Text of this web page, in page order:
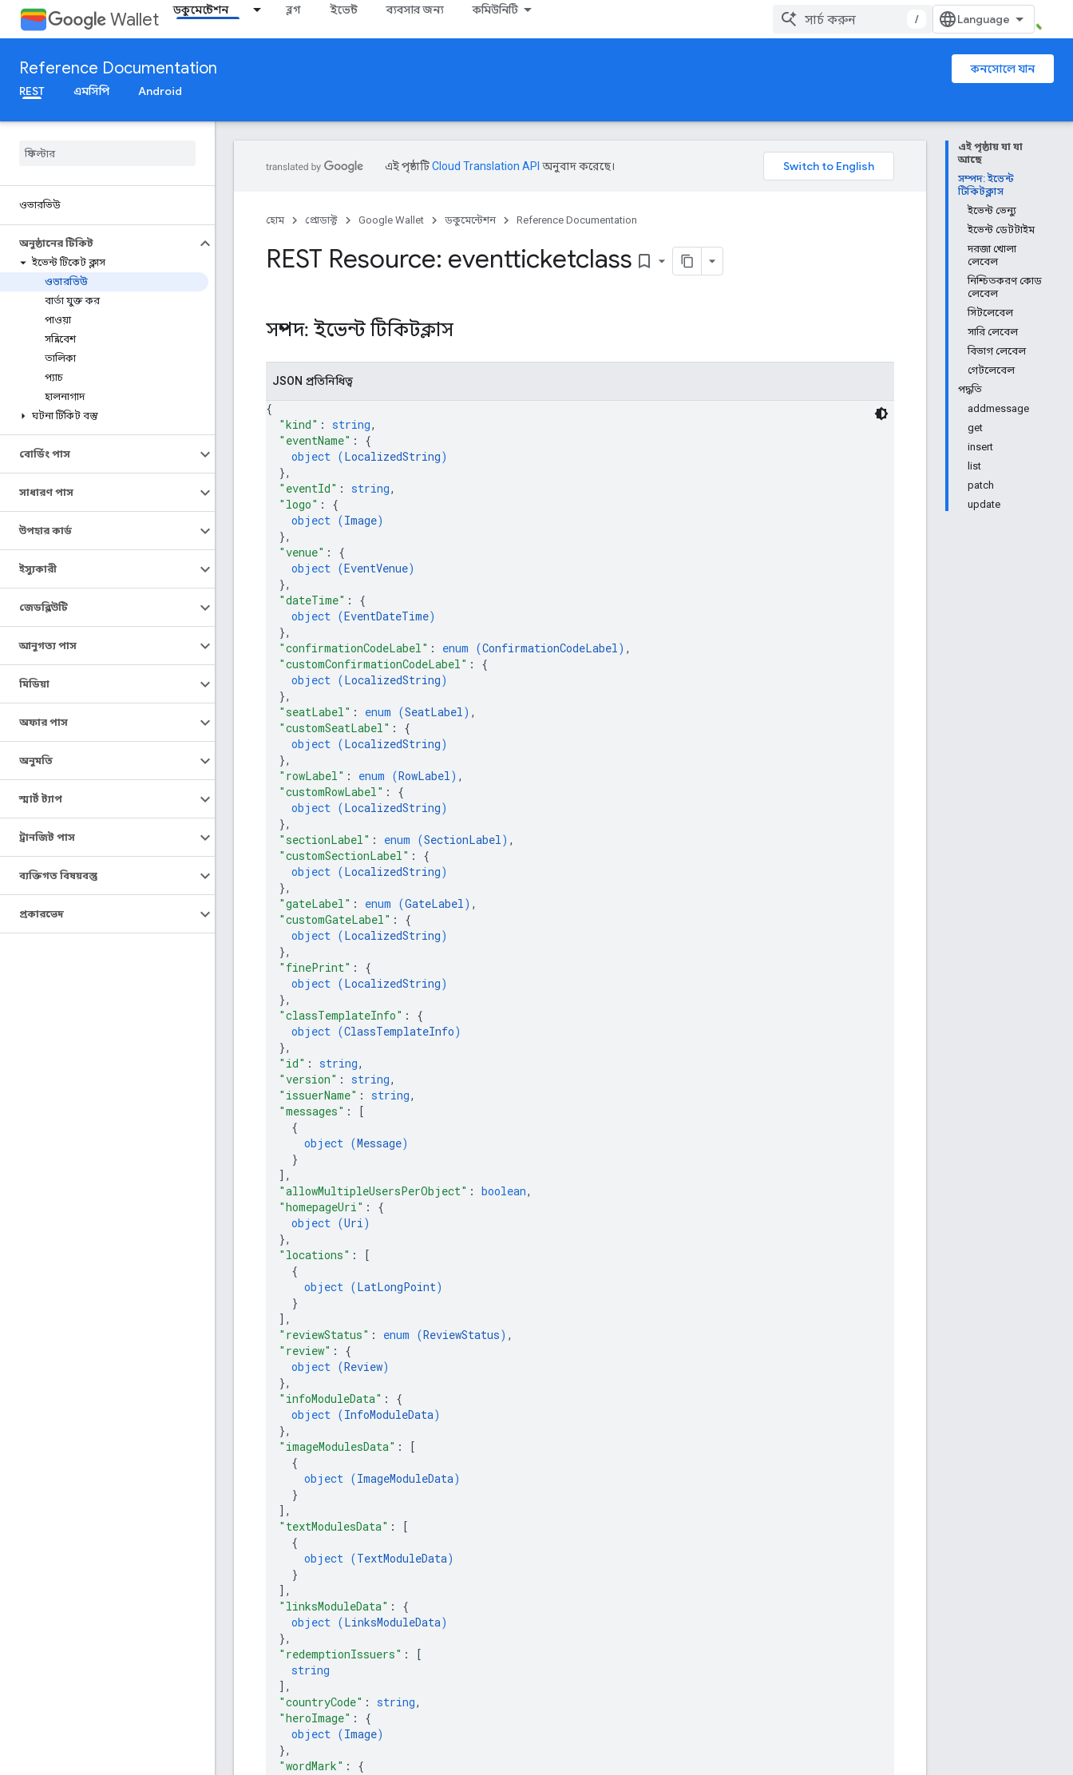
Wallet ডকুমেন্টেশন ব্লগ ইভেন্ট ব্যবসার জন্য কমিউনিটি
/
Reference Documentation
কনসোলে যান
REST
এমসিপি Android
ওভারভিউ
অনুষ্ঠানের টিকিট
ইভেন্ট টিকেট ক্লাস
ওভারভিউ
বার্তা যুক্ত কর
পাওয়া
সন্নিবেশ
তালিকা
প্যাচ
হালনাগাদ
ঘটনা টিকিট বস্তু
বোর্ডিং পাস
সাধারণ পাস
উপহার কার্ড
ইস্যুকারী
জেডব্লিউটি
আনুগত্য পাস
মিডিয়া
অফার পাস
অনুমতি
স্মার্ট ট্যাপ
ট্রানজিট পাস
ব্যক্তিগত বিষয়বস্তু
প্রকারভেদ
এই পৃষ্ঠায় যা যা
আছে
সম্পদ: ইভেন্ট
টিকিটক্লাস
ইভেন্ট ভেন্যু
ইভেন্ট ডেটটাইম
দরজা খোলা
লেবেল
নিশ্চিতকরণ কোড
লেবেল
সিটলেবেল
সারি লেবেল
বিভাগ লেবেল
গেটলেবেল
পদ্ধতি
addmessage
get
insert
list
patch
update
এই পৃষ্ঠাটিCloud Translation API অনুবাদ করেছে।
হোম প্রোডাক্ট Google Wallet ডকুমেন্টেশন Reference Documentation
REST Resource: eventticketclass bookmark_border
সম্পদ: ইভেন্ট টিকিটক্লাস
JSON প্রতিনিধিত্ব
{
"kind" : string,
"eventName" : {
object (LocalizedString)
},
"eventId" : string,
"logo" : {
object (Image)
},
"venue" : {
object (EventVenue)
},
"dateTime" : {
object (EventDateTime)
},
"confirmationCodeLabel" : enum (ConfirmationCodeLabel) ,
"customConfirmationCodeLabel" : {
object (LocalizedString)
},
"seatLabel" : enum (SeatLabel) ,
"customSeatLabel" : {
object (LocalizedString)
},
"rowLabel" : enum (RowLabel) ,
"customRowLabel" : {
object (LocalizedString)
},
"sectionLabel" : enum (SectionLabel) ,
"customSectionLabel" : {
object (LocalizedString)
},
"gateLabel" : enum (GateLabel) ,
"customGateLabel" : {
object (LocalizedString)
},
"finePrint" : {
object (LocalizedString)
},
"classTemplateInfo" : {
object (ClassTemplateInfo)
},
"id" : string,
"version" : string,
"issuerName" : string,
"messages" :
[
{
object (Message)
}
] ,
"allowMultipleUsersPerObject" : boolean,
"homepageUri" : {
object (Uri)
},
"locations" :
[
{
object (LatLongPoint)
}
] ,
"reviewStatus" : enum (ReviewStatus) ,
"review" : {
object (Review)
},
"infoModuleData" : {
object (InfoModuleData)
},
"imageModulesData" :
[
{
object (ImageModuleData)
}
] ,
"textModulesData" :
[
{
object (TextModuleData)
}
] ,
"linksModuleData" : {
object (LinksModuleData)
},
"redemptionIssuers" :
[
string
] ,
"countryCode" : string,
"heroImage" : {
object (Image)
},
"wordMark" : {